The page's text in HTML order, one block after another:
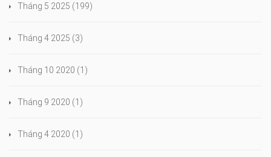
Tháng 5 2025 (199)
Tháng 4 2025 (3)
Tháng 10 2020 (1)
Tháng 9 2020 (1)
Tháng 4 2020 (1)